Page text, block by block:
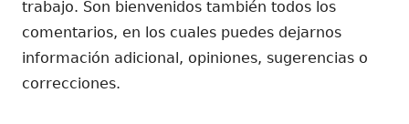
trabajo. Son bienvenidos también todos los
comentarios, en los cuales puedes dejarnos
información adicional, opiniones, sugerencias o
correcciones.